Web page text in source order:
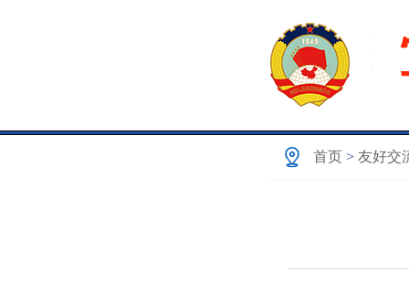
首页 > 友好交